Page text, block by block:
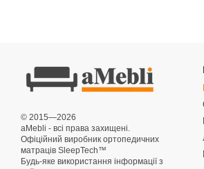
© 2015—2026
aMebli - всі права захищені.
Офіційний виробник ортопедичних
матраців SleepTech™
Будь-яке використання інформації з